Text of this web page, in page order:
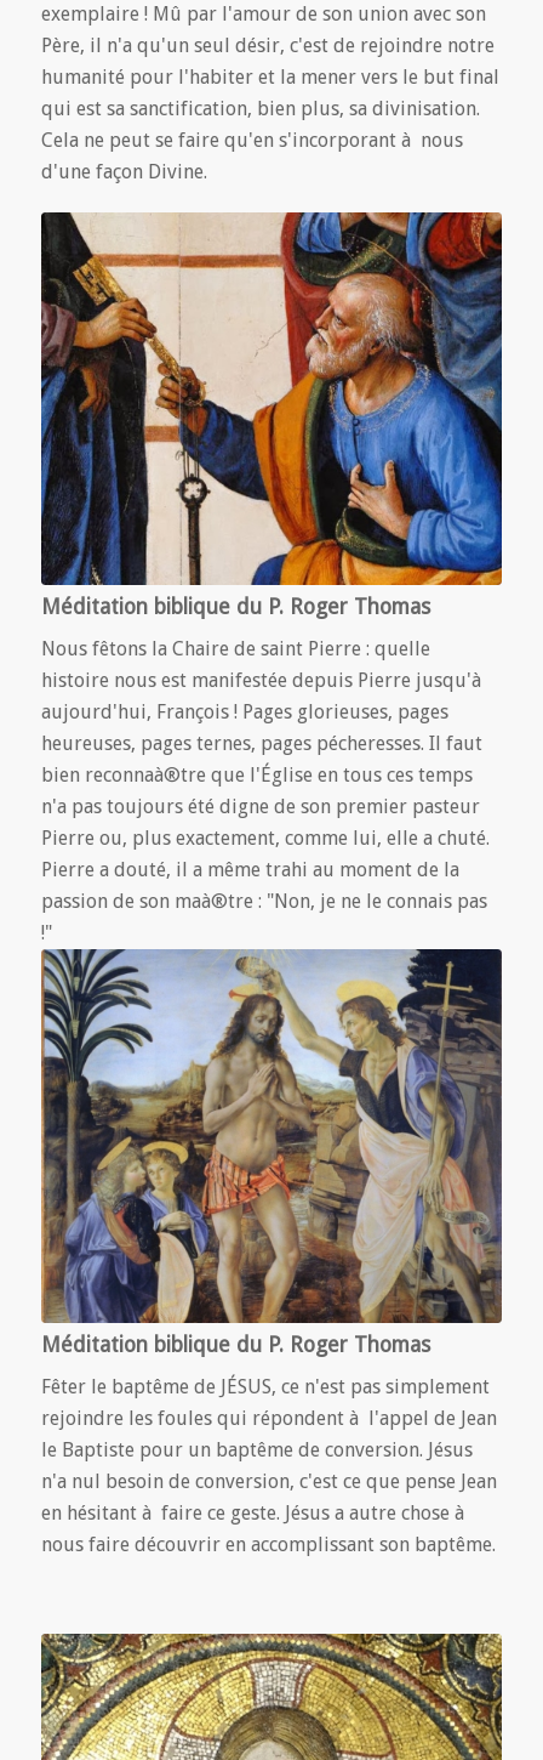
exemplaire ! Mû par l'amour de son union avec son
Père, il n'a qu'un seul désir, c'est de rejoindre notre
humanité pour l'habiter et la mener vers le but final
qui est sa sanctification, bien plus, sa divinisation.
Cela ne peut se faire qu'en s'incorporant à nous
d'une façon Divine.
Méditation biblique du P. Roger Thomas
Nous fêtons la Chaire de saint Pierre : quelle
histoire nous est manifestée depuis Pierre jusqu'à
aujourd'hui, François ! Pages glorieuses, pages
heureuses, pages ternes, pages pécheresses. Il faut
bien reconnaà®tre que l'Église en tous ces temps
n'a pas toujours été digne de son premier pasteur
Pierre ou, plus exactement, comme lui, elle a chuté.
Pierre a douté, il a même trahi au moment de la
passion de son maà®tre : "Non, je ne le connais pas
!"
Méditation biblique du P. Roger Thomas
Fêter le baptême de JÉSUS, ce n'est pas simplement
rejoindre les foules qui répondent à l'appel de Jean
le Baptiste pour un baptême de conversion. Jésus
n'a nul besoin de conversion, c'est ce que pense Jean
en hésitant à faire ce geste. Jésus a autre chose à
nous faire découvrir en accomplissant son baptême.